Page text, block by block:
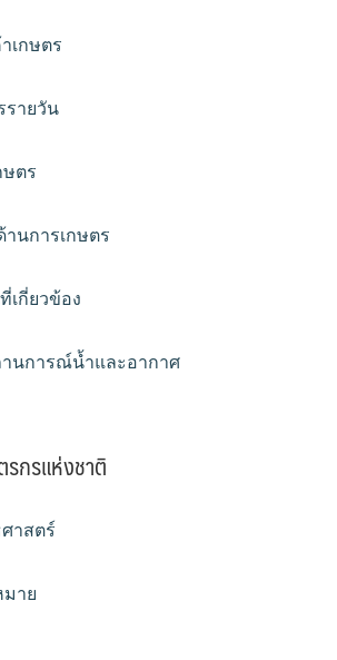
เกษตร
รายวัน
ษตร
นการเกษตร
เกี่ยวข้อง
นการณ์น้ำและอากาศ
กรแห่งชาติ
าสตร์
าย